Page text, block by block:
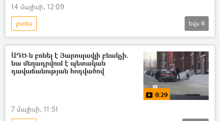
14 մայիսի, 12:09
լրտես
Անվտանգության դաշնային ծառայություն (ԱԴԾ)
Տեսանյութեր
տեսանյութ
Կիև
Գործակալ
Ղրիմ
Եվս 6
ԱԴԾ-ն բռնել է Յարոսլավլի բնակչի.
նա մեղադրվում է պետական
դավաճանության հոդվածով
0:29
7 մայիսի, 11:51